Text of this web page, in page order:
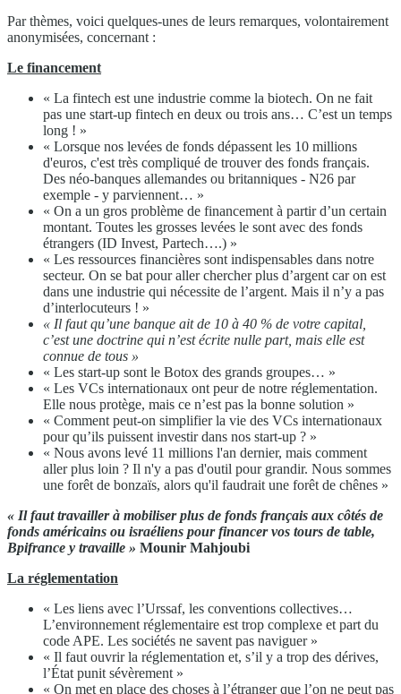
Par thèmes, voici quelques-unes de leurs remarques, volontairement
anonymisées, concernant :
Le financement
« La fintech est une industrie comme la biotech. On ne fait
pas une start-up fintech en deux ou trois ans… C’est un temps
long ! »
« Lorsque nos levées de fonds dépassent les 10 millions
d'euros, c'est très compliqué de trouver des fonds français.
Des néo-banques allemandes ou britanniques - N26 par
exemple - y parviennent… »
« On a un gros problème de financement à partir d’un certain
montant. Toutes les grosses levées le sont avec des fonds
étrangers (ID Invest, Partech….) »
« Les ressources financières sont indispensables dans notre
secteur. On se bat pour aller chercher plus d’argent car on est
dans une industrie qui nécessite de l’argent. Mais il n’y a pas
d’interlocuteurs ! »
« Il faut qu’une banque ait de 10 à 40 % de votre capital,
c’est une doctrine qui n’est écrite nulle part, mais elle est
connue de tous »
« Les start-up sont le Botox des grands groupes… »
« Les VCs internationaux ont peur de notre réglementation.
Elle nous protège, mais ce n’est pas la bonne solution »
« Comment peut-on simplifier la vie des VCs internationaux
pour qu’ils puissent investir dans nos start-up ? »
« Nous avons levé 11 millions l'an dernier, mais comment
aller plus loin ? Il n'y a pas d'outil pour grandir. Nous sommes
une forêt de bonzaïs, alors qu'il faudrait une forêt de chênes »
« Il faut travailler à mobiliser plus de fonds français aux côtés de
fonds américains ou israéliens pour financer vos tours de table,
Bpifrance y travaille » Mounir Mahjoubi
La réglementation
« Les liens avec l’Urssaf, les conventions collectives…
L’environnement réglementaire est trop complexe et part du
code APE. Les sociétés ne savent pas naviguer »
« Il faut ouvrir la réglementation et, s’il y a trop des dérives,
l’État punit sévèrement »
« On met en place des choses à l’étranger que l’on ne peut pas